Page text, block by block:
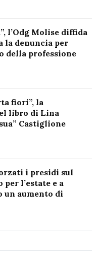
l’Odg Molise diffida
la denuncia per
della professione
fiori”, la
libro di Lina
Castiglione
i presidi sul
l’estate e a
un aumento di